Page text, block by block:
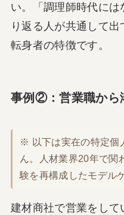
い。「調理師時代に
り返る人が共通して
転身者の特徴です。
事例②：営業職から
※ 以下は実在の特定個
ん。人材業界20年で関
験を再構成したモデル
建材商社で営業をし